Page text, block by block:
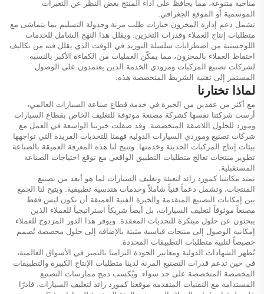
مناخية متنوعة، مما يحافظ على أداء المنتج بغض النظر عن التغيرات
الموسمية أو الموقع الجغرافي.
تشمل دعم إدارة المخزون خيارات طلب مرنة وجدولة التسليم بما يتماشى مع
متطلبات إنتاج العملاء وقدرات التخزين. ويقلل هذا النهج الشامل للخدمات
اللوجستية من اضطرابات سلسلة التوريد في الوقت الذي يقلل فيه من تكاليف
احتفاظ العملاء بالمخزون، مما يمكّن العمليات من الكفاءة الأكبر بالنسبة
لشركات تصنيع المركبات ومزودي الخدمة الذين يعتمدون على الوصول
المستمر إلى تقنية الشريط المتخصصة هذه.
لماذا تختارنا
مع أكثر من عقدين من الخبرة في خدمة قطاع صناعة السيارات العالمي،
أرست شركتنا نفسها كشركة مصنعة موثوقة للتغليف الخاص بقطاع السيارات
ومورد للحلول اللاصقة المتخصصة. وقد صقلت خبرتنا الواسعة في العمل مع
شركات تصنيع وموردي السيارات الدولية فهمنا للتحديات الفريدة التي تواجهها
بيئات إنتاج المركبات الحديثة وخدمتها. وتتيح لنا هذه المعرفة العميقة بالصناعة
تطوير منتجات تعالج متطلبات التطبيق الواقعي مع توقع احتياجات الصناعة
المستقبلية.
تمتد مكانتنا كمورد رائد لتعبئة وتغليف السيارات لما هو أبعد من تصنيع
المنتجات، وتشمل دعماً فنياً شاملاً وخدمات هندسية تطبيقية. ويتيح لنا الجمع
بين إمكانات التصنيع المتقدمة والخبرة الفنية العميقة أن نكون ليس فقط
مصنعاً موثوقاً لتغليف السيارات، بل أيضاً شريكاً استراتيجياً للعملاء الذين
يبحثون عن حلول مبتكرة للتحديات المعقدة. ويوفر هذا الدور المزدوج للعملاء
إمكانية الوصول إلى منتجات قياسية مثبتة بالإضافة إلى حلول مخصصة تُصمم
خصيصاً لتلبية متطلبات التطبيقات المحددة.
تُظهر الشهادات الدولية ومعايير الجودة التزامنا بالتميز في الأسواق العالمية،
في حين تدعم قدرات التصنيع المرنة لدينا متطلبات الإنتاج الكبيرة والتطبيقات
المخصصة المتخصصة على حد سواء. ويُكسب دمج ممارسات التصنيع
المستدامة مع التقنيات المتقدمة موقعنا كمورد رائد لتغليف السيارات، قادرًا